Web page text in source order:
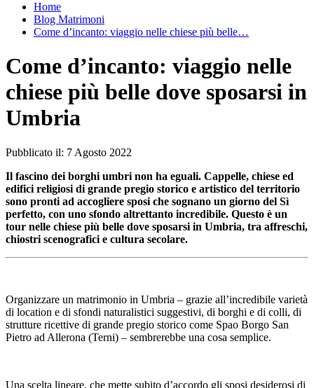
Home
Blog Matrimoni
Come d’incanto: viaggio nelle chiese più belle…
Come d’incanto: viaggio nelle
chiese più belle dove sposarsi in
Umbria
Pubblicato il: 7 Agosto 2022
Il fascino dei borghi umbri non ha eguali. Cappelle, chiese ed
edifici religiosi di grande pregio storico e artistico del territorio
sono pronti ad accogliere sposi che sognano un giorno del Sì
perfetto, con uno sfondo altrettanto incredibile. Questo è un
tour nelle chiese più belle dove sposarsi in Umbria, tra affreschi,
chiostri scenografici e cultura secolare.
Organizzare un matrimonio in Umbria – grazie all’incredibile varietà
di location e di sfondi naturalistici suggestivi, di borghi e di colli, di
strutture ricettive di grande pregio storico come Spao Borgo San
Pietro ad Allerona (Terni) – sembrerebbe una cosa semplice.
Una scelta lineare, che mette subito d’accordo gli sposi desiderosi di